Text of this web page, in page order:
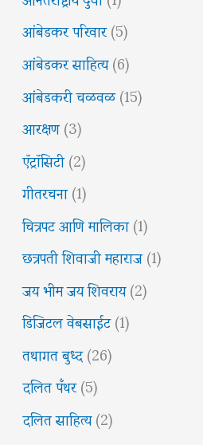
आंबेडकर परिवार(5)
आंबेडकर साहित्य(6)
आंबेडकरी चळवळ(15)
आरक्षण(3)
ऍट्रॉसिटी(2)
गीतरचना(1)
चित्रपट आणि मालिका(1)
छत्रपती शिवाजी महाराज(1)
जय भीम जय शिवराय(2)
डिजिटल वेबसाईट(1)
तथागत बुध्द(26)
दलित पँथर(5)
दलित साहित्य(2)